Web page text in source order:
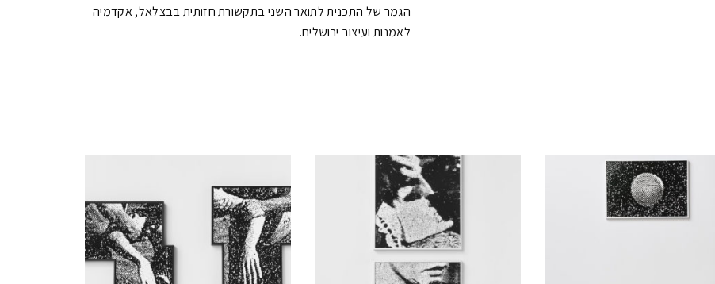
הגמר של התכנית לתואר השני בתקשורת חזותית בבצלאל, אקדמיה
לאמנות ועיצוב ירושלים.